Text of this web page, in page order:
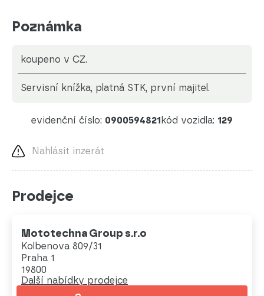
Poznámka
koupeno v CZ.
servisní knížka, platná STK, první majitel.
evidenční číslo: 0900594821 kód vozidla: 129
Nahlásit inzerát
Prodejce
Mototechna Group s.r.o
Kolbenova 809/31
Praha 1
19800
Další nabídky prodejce